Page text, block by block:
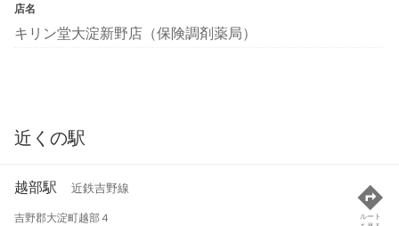
店名
キリン堂大淀新野店（保険調剤薬局）
近くの駅
越部駅 近鉄吉野線
吉野郡大淀町越部４
ルート